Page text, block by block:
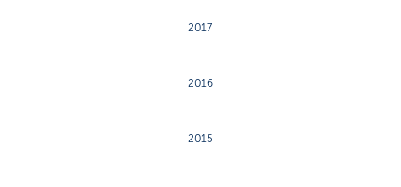
2017
2016
2015